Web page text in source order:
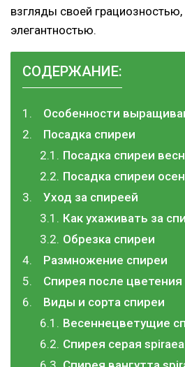
взгляды своей
элегантностью.
СОДЕРЖАНИЕ:
Особенности
Посадка спиреи
Посадка спиреи
Посадка спиреи
Уход за спиреей
Как ухаживать за
Обрезка спиреи
Размножение спиреи
Спирея после цветения
Виды и сорта спиреи
Весеннецветущие
Cпирея серая